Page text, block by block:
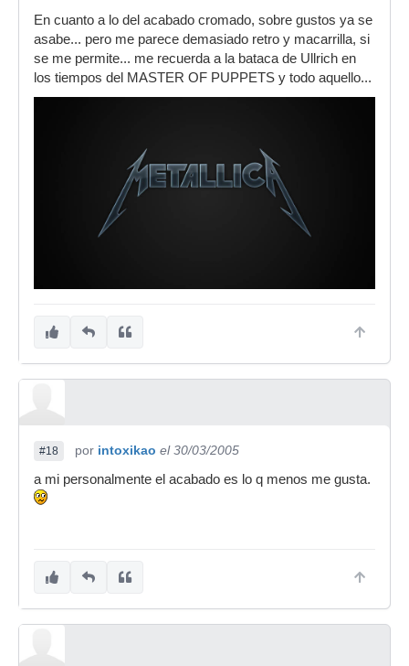
En cuanto a lo del acabado cromado, sobre gustos ya se
asabe... pero me parece demasiado retro y macarrilla, si
se me permite... me recuerda a la bataca de Ullrich en
los tiempos del MASTER OF PUPPETS y todo aquello...
#18 por intoxikao el 30/03/2005
a mi personalmente el acabado es lo q menos me gusta.